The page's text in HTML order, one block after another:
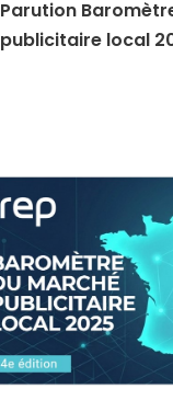
Parution
publicitaire local